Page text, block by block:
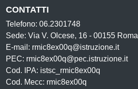
CONTATTI
Telefono: 06.2301748
Sede: Via V. Olcese, 16 - 00155 Roma
E-mail: rmic8ex00q@istruzione.it
PEC: rmic8ex00q@pec.istruzione.it
Cod. IPA: istsc_rmic8ex00q
Cod. Mecc: rmic8ex00q